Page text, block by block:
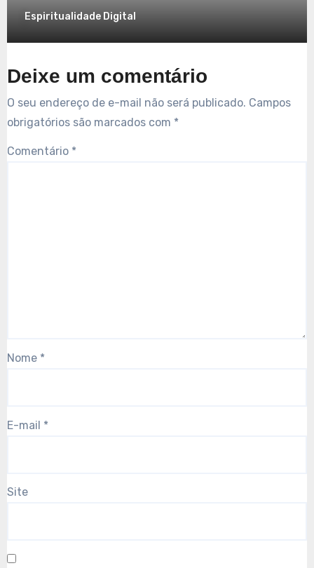
Espiritualidade Digital
Deixe um comentário
O seu endereço de e-mail não será publicado. Campos
obrigatórios são marcados com *
Comentário *
Nome *
E-mail *
Site